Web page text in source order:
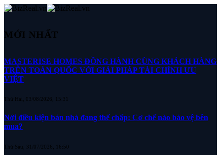
MỚI NHẤT
MASTERISE HOMES ĐỒNG HÀNH CÙNG KHÁCH HÀNG
TRÊN TOÀN QUỐC VỚI GIẢI PHÁP TÀI CHÍNH ƯU
VIỆT
Thứ Hai, 03/08/2026, 15:31
Nới điều kiện bán nhà đang thế chấp: Cơ chế nào bảo vệ bên
mua?
Thứ Sáu, 31/07/2026, 16:50